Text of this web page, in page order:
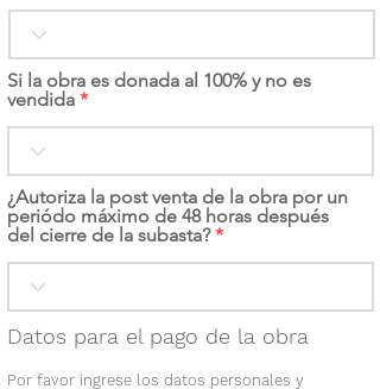
Si la obra es donada al 100% y no es
vendida
¿Autoriza la post venta de la obra por un
periódo máximo de 48 horas después
del cierre de la subasta?
Datos para el pago de la obra
Por favor ingrese los datos personales y